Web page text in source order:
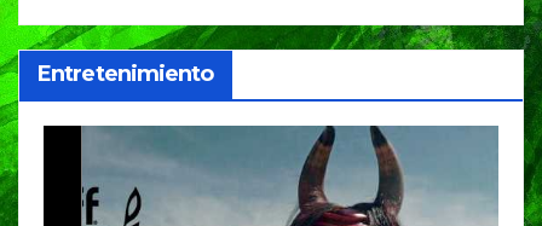
Entretenimiento